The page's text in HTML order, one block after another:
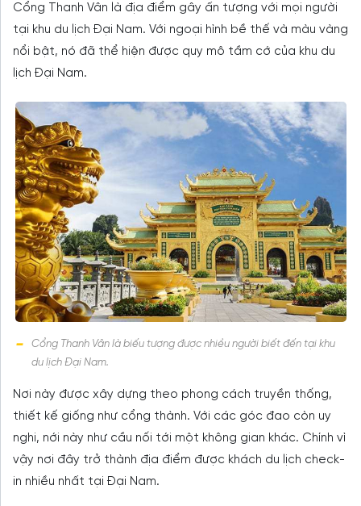
Cổng Thanh Vân là địa điểm gây ấn tượng với mọi người
tại khu du lịch Đại Nam. Với ngoại hình bề thế và màu vàng
nổi bật, nó đã thể hiện được quy mô tầm cớ của khu du
lịch Đại Nam.
Cổng Thanh Vân là biếu tượng được nhiều người biết đến tại khu
du lịch Đại Nam.
Nơi này được xây dựng theo phong cách truyền thống,
thiết kế giống như cổng thành. Với các góc đao còn uy
nghi, nới này như cầu nối tới một không gian khác. Chính vì
vậy nơi đây trở thành địa điểm được khách du lịch check-
in nhiều nhất tại Đại Nam.